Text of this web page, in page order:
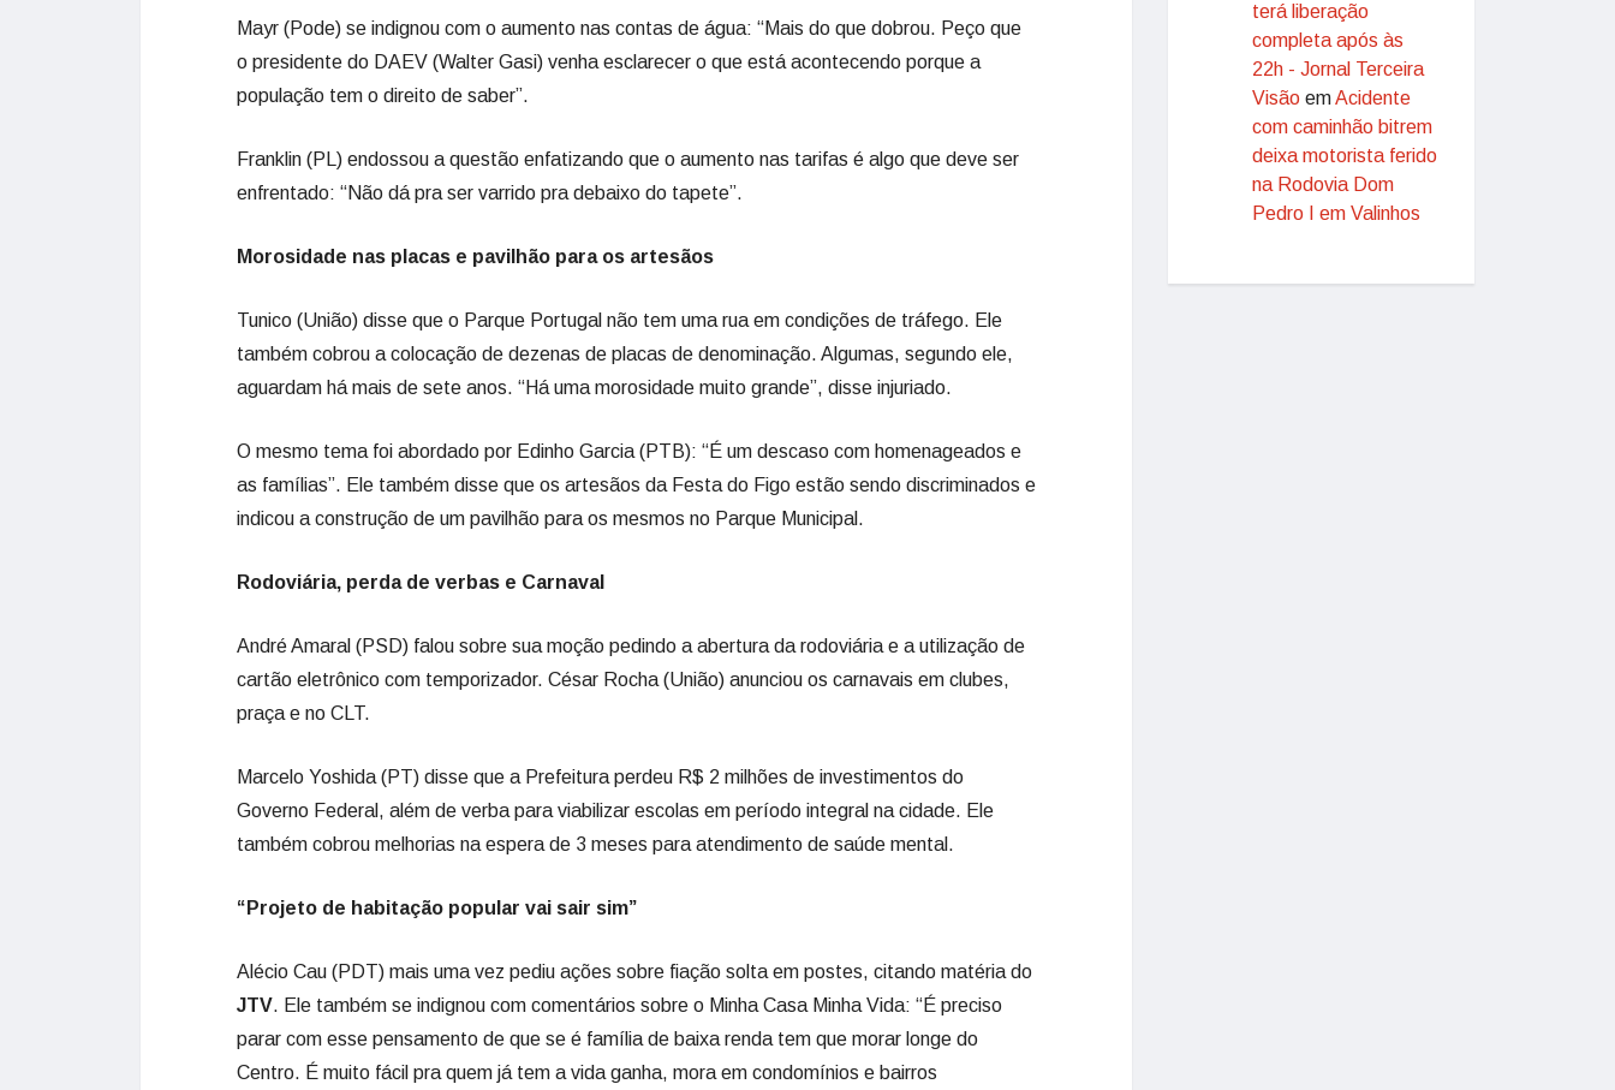
Mayr (Pode) se indignou com o aumento nas contas de água: “Mais do que dobrou. Peço que
o presidente do DAEV (Walter Gasi) venha esclarecer o que está acontecendo porque a
população tem o direito de saber”.
Franklin (PL) endossou a questão enfatizando que o aumento nas tarifas é algo que deve ser
enfrentado: “Não dá pra ser varrido pra debaixo do tapete”.
Morosidade nas placas e pavilhão para os artesãos
Tunico (União) disse que o Parque Portugal não tem uma rua em condições de tráfego. Ele
também cobrou a colocação de dezenas de placas de denominação. Algumas, segundo ele,
aguardam há mais de sete anos. “Há uma morosidade muito grande”, disse injuriado.
O mesmo tema foi abordado por Edinho Garcia (PTB): “É um descaso com homenageados e
as famílias”. Ele também disse que os artesãos da Festa do Figo estão sendo discriminados e
indicou a construção de um pavilhão para os mesmos no Parque Municipal.
Rodoviária, perda de verbas e Carnaval
André Amaral (PSD) falou sobre sua moção pedindo a abertura da rodoviária e a utilização de
cartão eletrônico com temporizador. César Rocha (União) anunciou os carnavais em clubes,
praça e no CLT.
Marcelo Yoshida (PT) disse que a Prefeitura perdeu R$ 2 milhões de investimentos do
Governo Federal, além de verba para viabilizar escolas em período integral na cidade. Ele
também cobrou melhorias na espera de 3 meses para atendimento de saúde mental.
“Projeto de habitação popular vai sair sim”
Alécio Cau (PDT) mais uma vez pediu ações sobre fiação solta em postes, citando matéria do
JTV. Ele também se indignou com comentários sobre o Minha Casa Minha Vida: “É preciso
parar com esse pensamento de que se é família de baixa renda tem que morar longe do
Centro. É muito fácil pra quem já tem a vida ganha, mora em condomínios e bairros
terá liberação
completa após às
22h - Jornal Terceira
Visão emAcidente
com caminhão bitrem
deixa motorista ferido
na Rodovia Dom
Pedro I em Valinhos